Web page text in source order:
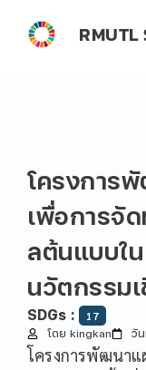
RMUTL
โครงการ
เพื่อการจั
ลต้นแบบใ
นวัตกรรม
SDGs : 17
โดย kingkan วั
โครงการพัฒนาแ